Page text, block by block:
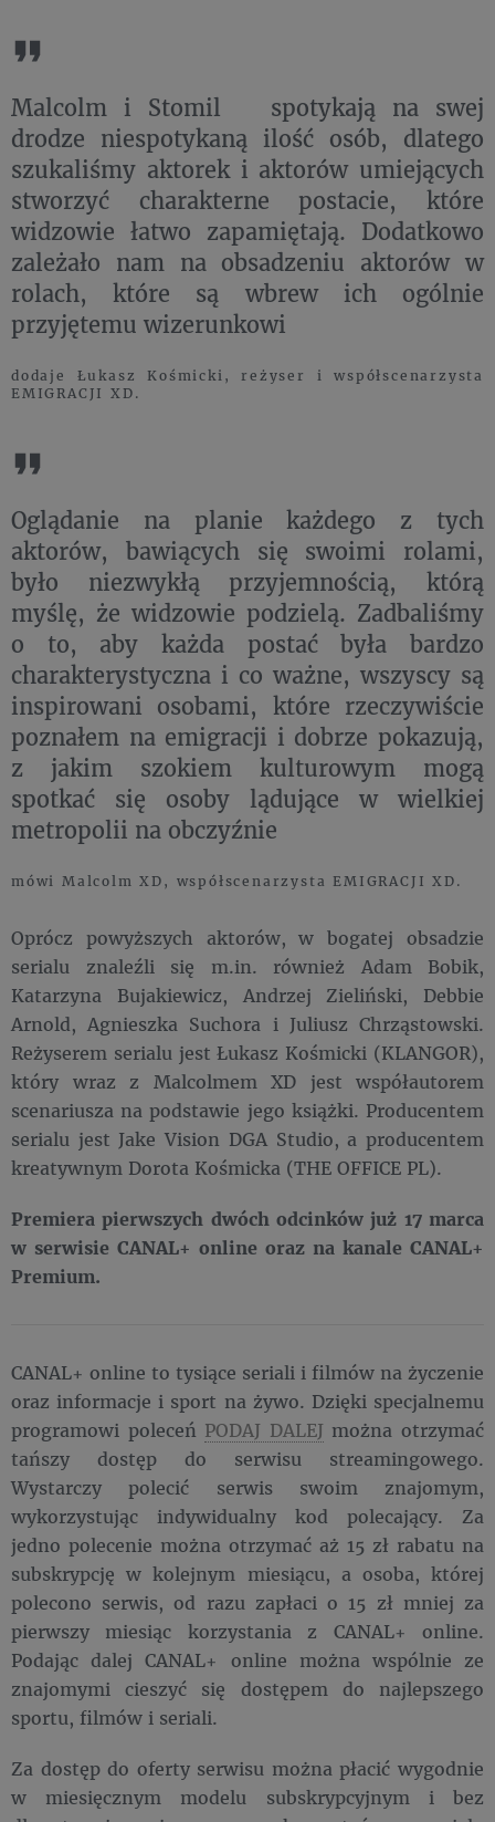
Malcolm i Stomil spotykają na swej
drodze niespotykaną ilość osób, dlatego
szukaliśmy aktorek i aktorów umiejących
stworzyć charakterne postacie, które
widzowie łatwo zapamiętają. Dodatkowo
zależało nam na obsadzeniu aktorów w
rolach, które są wbrew ich ogólnie
przyjętemu wizerunkowi
dodaje Łukasz Kośmicki, reżyser i współscenarzysta
EMIGRACJI XD.
Oglądanie na planie każdego z tych
aktorów, bawiących się swoimi rolami,
było niezwykłą przyjemnością, którą
myślę, że widzowie podzielą. Zadbaliśmy
o to, aby każda postać była bardzo
charakterystyczna i co ważne, wszyscy są
inspirowani osobami, które rzeczywiście
poznałem na emigracji i dobrze pokazują,
z jakim szokiem kulturowym mogą
spotkać się osoby lądujące w wielkiej
metropolii na obczyźnie
mówi Malcolm XD, współscenarzysta EMIGRACJI XD.
Oprócz powyższych aktorów, w bogatej obsadzie
serialu znaleźli się m.in. również Adam Bobik,
Katarzyna Bujakiewicz, Andrzej Zieliński, Debbie
Arnold, Agnieszka Suchora i Juliusz Chrząstowski.
Reżyserem serialu jest Łukasz Kośmicki (KLANGOR),
który wraz z Malcolmem XD jest współautorem
scenariusza na podstawie jego książki. Producentem
serialu jest Jake Vision DGA Studio, a producentem
kreatywnym Dorota Kośmicka (THE OFFICE PL).
Premiera pierwszych dwóch odcinków już 17 marca
w serwisie CANAL+ online oraz na kanale CANAL+
Premium.
CANAL+ online to tysiące seriali i filmów na życzenie
oraz informacje i sport na żywo. Dzięki specjalnemu
programowi poleceń PODAJ DALEJmożna otrzymać
tańszy dostęp do serwisu streamingowego.
Wystarczy polecić serwis swoim znajomym,
wykorzystując indywidualny kod polecający. Za
jedno polecenie można otrzymać aż 15 zł rabatu na
subskrypcję w kolejnym miesiącu, a osoba, której
polecono serwis, od razu zapłaci o 15 zł mniej za
pierwszy miesiąc korzystania z CANAL+ online.
Podając dalej CANAL+ online można wspólnie ze
znajomymi cieszyć się dostępem do najlepszego
sportu, filmów i seriali.
Za dostęp do oferty serwisu można płacić wygodnie
w miesięcznym modelu subskrypcyjnym i bez